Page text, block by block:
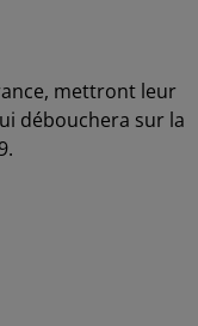
mettront leur
débouchera sur la